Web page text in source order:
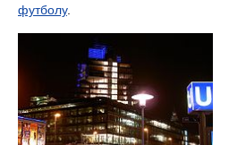
футболу.